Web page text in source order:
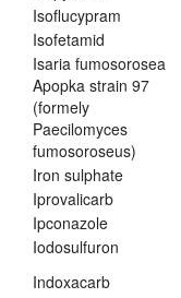
Isoflucypram
Isofetamid
Isaria fumosorosea
Apopka strain 97
(formely
Paecilomyces
fumosoroseus)
Iron sulphate
Iprovalicarb
Ipconazole
Iodosulfuron
Indoxacarb